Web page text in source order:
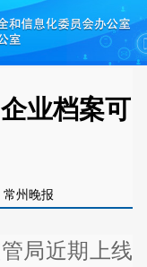
业档案可
常州晚报
局近期上线